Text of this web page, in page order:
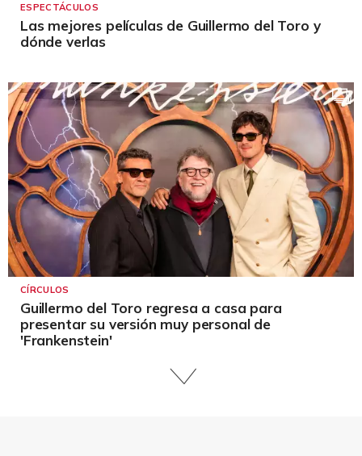
ESPECTÁCULOS
Las mejores películas de Guillermo del Toro y
dónde verlas
CÍRCULOS
Guillermo del Toro regresa a casa para
presentar su versión muy personal de
'Frankenstein'